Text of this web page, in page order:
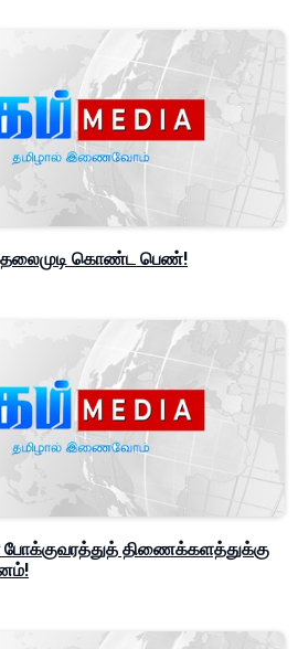
தலைமுடி கொண்ட பெண்!
திணைக்களத்துக்கு